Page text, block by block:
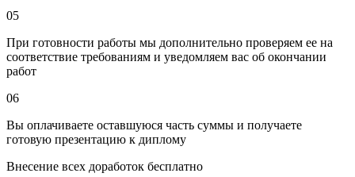
05
При готовности работы мы дополнительно проверяем ее на
соответствие требованиям и уведомляем вас об окончании
работ
06
Вы оплачиваете оставшуюся часть суммы и получаете
готовую презентацию к диплому
Внесение всех доработок бесплатно